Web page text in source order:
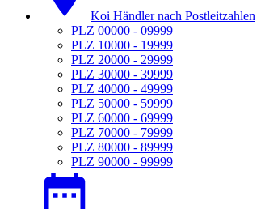
Koi Händler nach Postleitzahlen
PLZ 00000 - 09999
PLZ 10000 - 19999
PLZ 20000 - 29999
PLZ 30000 - 39999
PLZ 40000 - 49999
PLZ 50000 - 59999
PLZ 60000 - 69999
PLZ 70000 - 79999
PLZ 80000 - 89999
PLZ 90000 - 99999